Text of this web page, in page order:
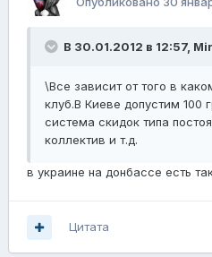
В 30.01.2012 в 12:57,
\Все зависит от того в
клуб.В Киеве допустим 100
система скидок типа
коллектив и т.д.
в украине на донбассе есть
Цитата